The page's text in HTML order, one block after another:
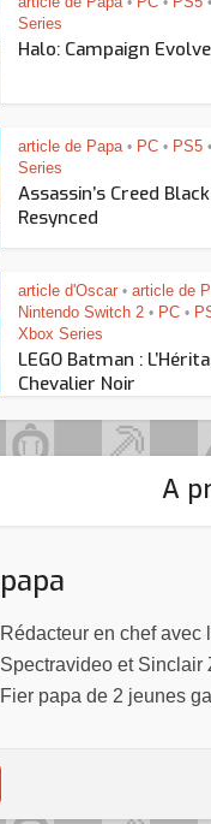
Series
Halo: Campaign
article de Papa • PC • PS5 •
Series
Assassin’s Creed
Resynced
article d'Oscar • article de
Nintendo Switch 2 • PC •
Xbox Series
LEGO Batman :
Chevalier Noir
A
papa
Rédacteur en chef
Spectravideo et Sinclair
Fier papa de 2 jeunes